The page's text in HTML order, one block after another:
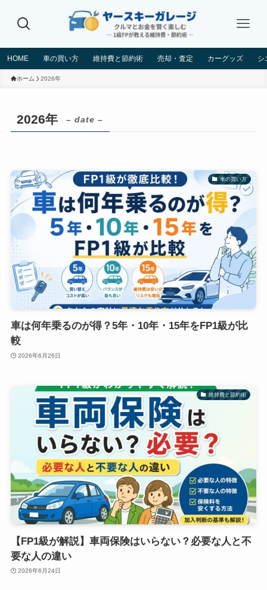
HOME 車の買い方 維持費と節約術 売却・査定 カーグッズ シ
ホーム 2026年
2026年 – date –
車の買い方
車は何年乗るのが得？5年・10年・15年をFP1級が比
較
2026年6月26日
維持費と節約術
【FP1級が解説】車両保険はいらない？必要な人と不
要な人の違い
2026年6月24日